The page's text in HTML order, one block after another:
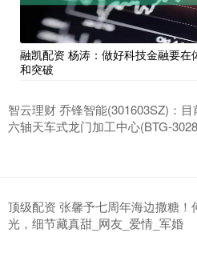
融凯配资 杨涛：做好科技金融要
和突破
智云理财 乔锋智能(301603SZ)：
六轴天车式龙门加工中心(BTG-
顶级配资 张馨予七周年海边撒糖！
光，细节藏真甜_网友_爱情_军婚